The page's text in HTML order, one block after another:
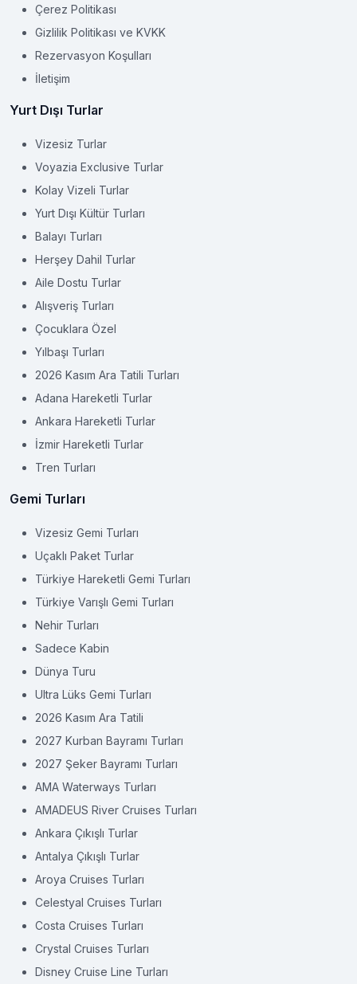
Çerez Politikası
Gizlilik Politikası ve KVKK
Rezervasyon Koşulları
İletişim
Yurt Dışı Turlar
Vizesiz Turlar
Voyazia Exclusive Turlar
Kolay Vizeli Turlar
Yurt Dışı Kültür Turları
Balayı Turları
Herşey Dahil Turlar
Aile Dostu Turlar
Alışveriş Turları
Çocuklara Özel
Yılbaşı Turları
2026 Kasım Ara Tatili Turları
Adana Hareketli Turlar
Ankara Hareketli Turlar
İzmir Hareketli Turlar
Tren Turları
Gemi Turları
Vizesiz Gemi Turları
Uçaklı Paket Turlar
Türkiye Hareketli Gemi Turları
Türkiye Varışlı Gemi Turları
Nehir Turları
Sadece Kabin
Dünya Turu
Ultra Lüks Gemi Turları
2026 Kasım Ara Tatili
2027 Kurban Bayramı Turları
2027 Şeker Bayramı Turları
AMA Waterways Turları
AMADEUS River Cruises Turları
Ankara Çıkışlı Turlar
Antalya Çıkışlı Turlar
Aroya Cruises Turları
Celestyal Cruises Turları
Costa Cruises Turları
Crystal Cruises Turları
Disney Cruise Line Turları